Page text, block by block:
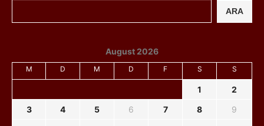
ARA
August 2026
M D M D F S S
1
2
3
4 5 6 7 8
9